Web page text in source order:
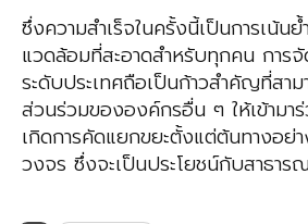
ซึ่งความสำเร็จในครั้งนี้เป็นการเน้น
แวดล้อมที่สะอาดสำหรับทุกคน การจั
ระดับประเทศถือเป็นก้าวสำคัญที่สา
ส่วนร่วมขององค์กรอื่น ๆ ให้เข้ามา
เกิดการคัดแยกขยะตั้งแต่ต้นทางอย่
วงจร ซึ่งจะเป็นประโยชน์กับสาธา